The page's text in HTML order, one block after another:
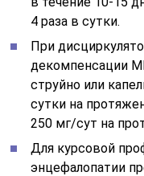
4 раза в сутки.
При
декомпенсации
струйно или
сутки на
250 мг/сут на
Для курсовой
энцефалопатии